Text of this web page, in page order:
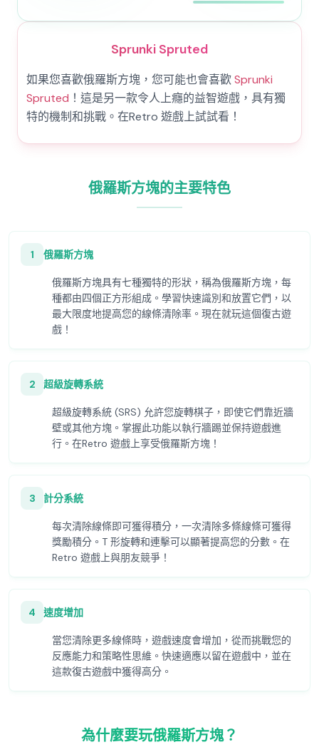
Sprunki Spruted
如果您喜歡俄羅斯方塊，您可能也會喜歡Sprunki
Spruted ！這是另一款令人上癮的益智遊戲，具有獨
特的機制和挑戰。在Retro 遊戲上試試看！
俄羅斯方塊的主要特色
1 俄羅斯方塊
俄羅斯方塊具有七種獨特的形狀，稱為俄羅斯方塊，每
種都由四個正方形組成。學習快速識別和放置它們，以
最大限度地提高您的線條清除率。現在就玩這個復古遊
戲！
2 超級旋轉系統
超級旋轉系統 (SRS) 允許您旋轉棋子，即使它們靠近牆
壁或其他方塊。掌握此功能以執行牆踢並保持遊戲進
行。在Retro 遊戲上享受俄羅斯方塊！
3 計分系統
每次清除線條即可獲得積分，一次清除多條線條可獲得
獎勵積分。T 形旋轉和連擊可以顯著提高您的分數。在
Retro 遊戲上與朋友競爭！
4 速度增加
當您清除更多線條時，遊戲速度會增加，從而挑戰您的
反應能力和策略性思維。快速適應以留在遊戲中，並在
這款復古遊戲中獲得高分。
為什麼要玩俄羅斯方塊？